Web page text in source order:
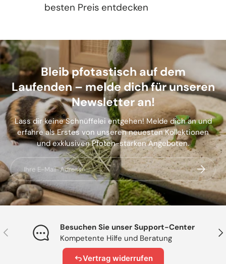
besten Preis entdecken
Bleib pfotastisch auf dem
Laufenden – melde dich für unseren
Newsletter an!
Lass dir keine Schnüffelei entgehen! Melde dich an und
erfahre als Erstes von unseren neuesten Kollektionen
und exklusiven Pfoten-starken Angeboten.
Vorherige
Besuchen Sie unser Support-Center
Kompetente Hilfe und Beratung
Vertrag widerrufen